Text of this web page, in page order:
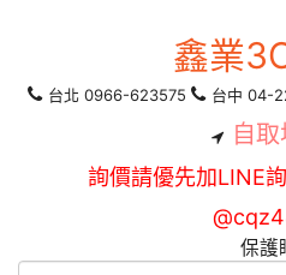
鑫業
台北 0966-623575 台中 04-
自
詢價請優先加LINE
保護